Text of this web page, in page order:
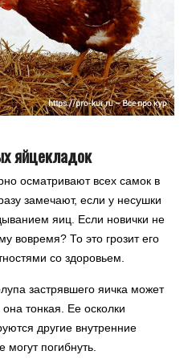
яйцекладок
осматривают всех самок в
замечают, если у несушки
яиц. Если новички не
вовремя? То это грозит его
со здоровьем.
застрявшего яичка может
тонкая. Ее осколки
другие внутренние
могут погибнуть.